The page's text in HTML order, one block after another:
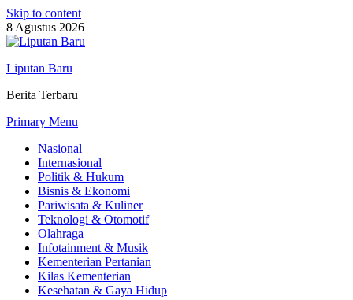
Skip to content
8 Agustus 2026
Liputan Baru
Berita Terbaru
Primary Menu
Nasional
Internasional
Politik & Hukum
Bisnis & Ekonomi
Pariwisata & Kuliner
Teknologi & Otomotif
Olahraga
Infotainment & Musik
Kementerian Pertanian
Kilas Kementerian
Kesehatan & Gaya Hidup